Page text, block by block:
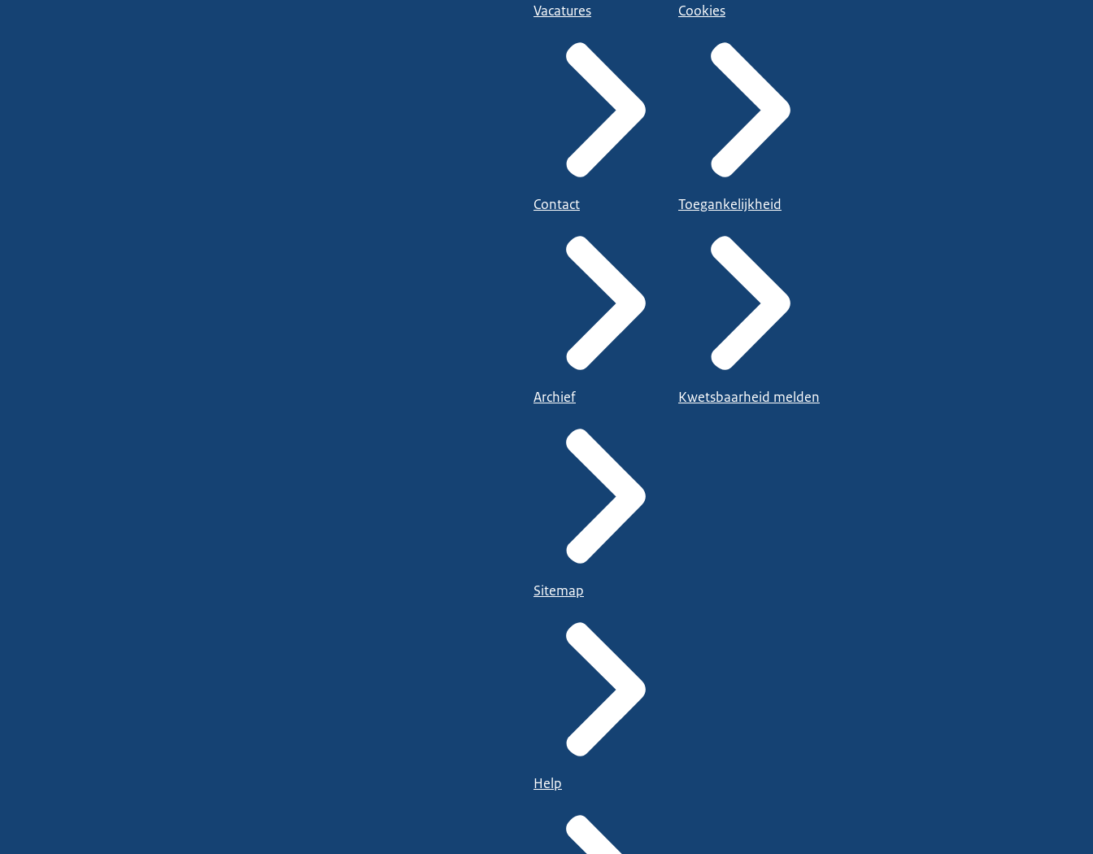
Vacatures
Contact
Archief
Sitemap
Help
Cookies
Toegankelijkheid
Kwetsbaarheid melden